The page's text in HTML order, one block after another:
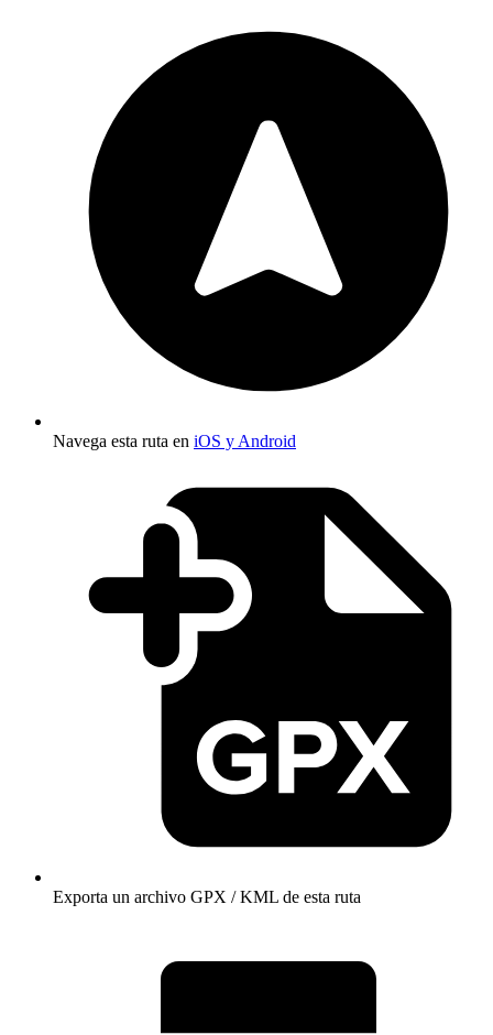
Navega esta ruta en iOS y Android
Exporta un archivo GPX / KML de esta ruta